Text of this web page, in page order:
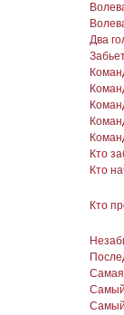
Два
Кто
Кто
Кто
Самая
Самый